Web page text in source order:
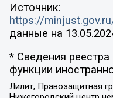
Источник:
https://
данные на
* Сведения
функции
Лилит, Правозащитная